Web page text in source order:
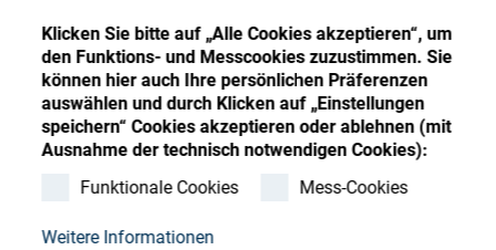
Klicken Sie bitte auf „Alle Cookies akzeptieren“, um
den Funktions- und Messcookies zuzustimmen. Sie
können hier auch Ihre persönlichen Präferenzen
auswählen und durch Klicken auf „Einstellungen
speichern“ Cookies akzeptieren oder ablehnen (mit
Ausnahme der technisch notwendigen Cookies):
Funktionale Cookies
Mess-Cookies
Weitere Informationen
Kontakt